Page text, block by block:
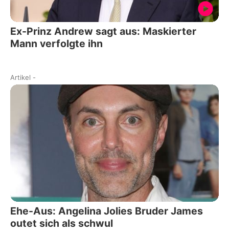
Ex-Prinz Andrew sagt aus: Maskierter
Mann verfolgte ihn
Artikel -
Ehe-Aus: Angelina Jolies Bruder James
outet sich als schwul